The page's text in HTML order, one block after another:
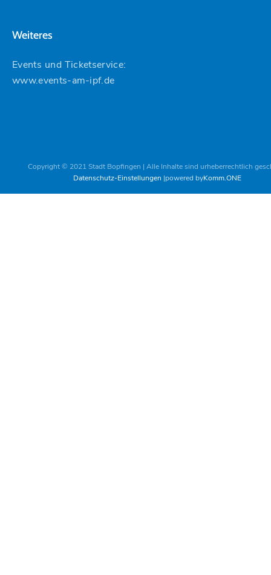
Weiteres
Events und Ticketservice:
www.events-am-ipf.de
Copyright © 2021 Stadt Bopfingen | Alle Inhalte sind urheberrechtlich
Datenschutz-Einstellungen powered byKomm.ONE